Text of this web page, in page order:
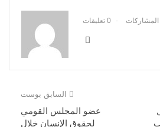
0 تعليقات
السابق بوست
عضو المجلس القومي
لحقوق الإنسان خلال